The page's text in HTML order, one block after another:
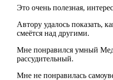
Это очень полезная,
Автору удалось показать,
смеётся над другими.
Мне понравился умный
рассудительный.
Мне не понравилась